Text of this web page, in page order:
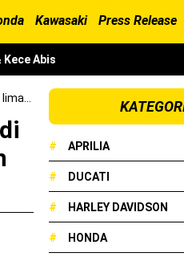
Kawasaki Press Release
Kece Abis
Alpha 155 Turbo !
waktu ?
!
2025 !
positif
# APRILIA
# DUCATI
# HARLEY DAVIDSON
# HONDA